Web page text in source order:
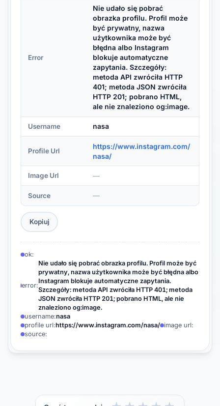
Error
Nie udało się pobrać
obrazka profilu. Profil może
być prywatny, nazwa
użytkownika może być
błędna albo Instagram
blokuje automatyczne
zapytania. Szczegóły:
metoda API zwróciła HTTP
401; metoda JSON zwróciła
HTTP 201; pobrano HTML,
ale nie znaleziono og:image.
Username nasa
Profile Url
https://www.instagram.com/
nasa/
Image Url —
Source —
Kopiuj
ok:
error:
Nie udało się pobrać obrazka profilu. Profil może być
prywatny, nazwa użytkownika może być błędna albo
Instagram blokuje automatyczne zapytania.
Szczegóły: metoda API zwróciła HTTP 401; metoda
JSON zwróciła HTTP 201; pobrano HTML, ale nie
znaleziono og:image.
username:nasa
profile url:https://www.instagram.com/nasa/ image url:
source: